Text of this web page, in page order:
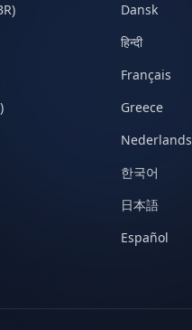
Dansk
हिन्दी
Français
Greece
Nederlands
한국어
日本語
Español